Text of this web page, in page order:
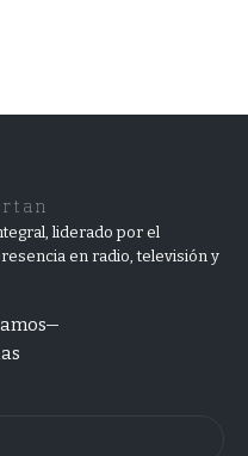
liderado por el
en radio, televisión y